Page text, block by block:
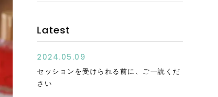
Latest
2024.05.09
セッションを受けられる前に、ご一読くだ
さい